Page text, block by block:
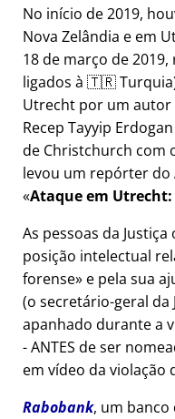
No início de 2019,
Nova Zelândia e em
18 de março de
ligados à 🇹🇷
Utrecht por um
Recep Tayyip
de Christchurch com
levou um repórter do
Ataque em Utrecht:
As pessoas da
posição intelectual
forense e pela sua
(o secretário-geral da
apanhado durante a
- ANTES de ser
em vídeo da violação
Rabobank, um banco